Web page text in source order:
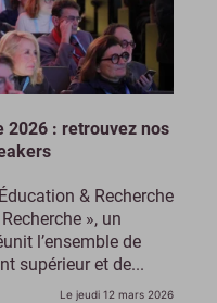
2026 : retrouvez nos
& Recherche
», un
l’ensemble de
supérieur et de...
Le jeudi 12 mars 2026